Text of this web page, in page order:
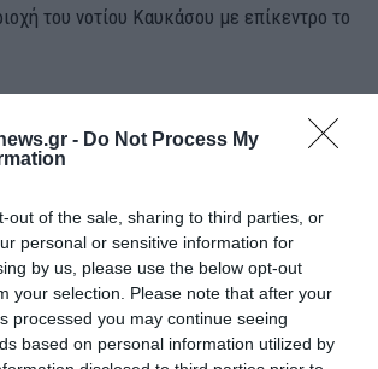
- Do Not Process My
out of the sale, sharing to third parties, or
personal or sensitive information for
by us, please use the below opt-out
your selection. Please note that after your
processed you may continue seeing
based on personal information utilized by
του νοτίου Καυκάσου με επίκεντρο το
πλευρές περιγράφουν τη γλωσσική και
με το σύνθημα ‘ένα έθνος, δύο
χρόνια έχει προστεθεί και η στενή
Το 2010 οι δύο χώρες υπέγραψαν
αρωγής. Η Τουρκία εκπαιδεύει
και προμηθεύει τη χώρα με
έχει επίσης αποκλείσει το ενδεχόμενο